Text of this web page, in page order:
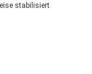
stabilisiert